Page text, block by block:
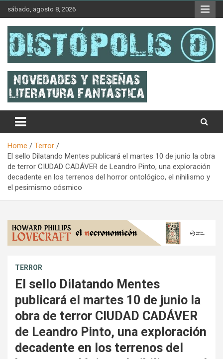
content
sábado, agosto 8, 2026
Distópolis
Home
Terror
El sello Dilatando Mentes publicará el martes 10 de junio la obra
de terror CIUDAD CADÁVER de Leandro Pinto, una exploración
decadente en los terrenos del horror ontológico, el nihilismo y
el pesimismo cósmico
TERROR
El sello Dilatando Mentes
publicará el martes 10 de junio la
obra de terror CIUDAD CADÁVER
de Leandro Pinto, una exploración
decadente en los terrenos del